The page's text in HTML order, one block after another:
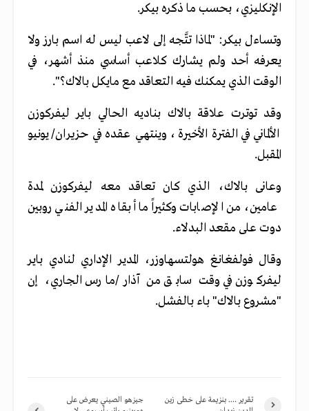
الإنكليزي، بحسب ما ذكره بيكر.
وتساءل بيكر: "لماذا تتَّجه إلى لاعب ليس له اسم بارز ولا
يعرفه أحد ولم يشارك كلاعب أساسي منذ أشهر، في
الوقت الذي يمكنك فيه التعاقد مع مايكل بالاك؟".
وقد توترت علاقة بالاك بناديه الحالي باير ليفركوزن
الألماني في الفترة الأخيرة، وينتهي عقده في حزيران/يونيو
المقبل.
وعانى بالاك، الذي كان تعاقد معه ليفركوزن لمدة
عامين، من الإصابات وكثيراً ما أبقاه المدير الفني روبين
دوت على مقعد البدلاء.
وقال فولفغانغ هولتسهاوزر، المدير الإداري لنادي باير
ليفركوزن في وقت سابق من آذار/مارس الجاري، إن
"مشروع بالاك" باء بالفشل.
جيزهو الصيني يعرض على
تقرير …. بنزيمة على خطى زين